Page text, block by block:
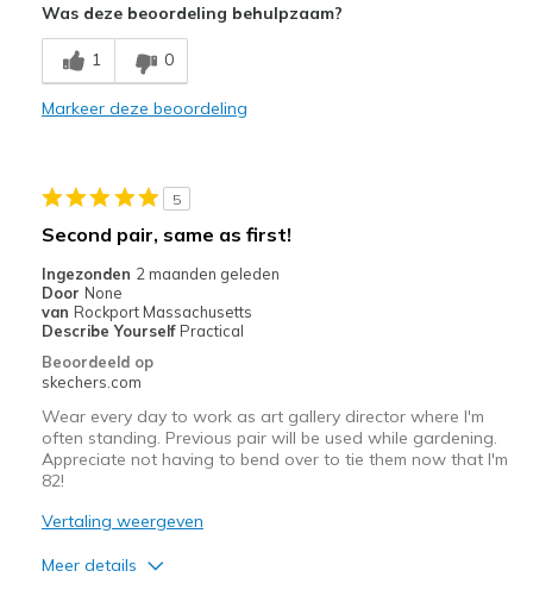
Comfortable
Durable
Casual Wear
Special Occasions
Sizing
Feels true to size
View On Shoes
I'm Into Shoes
Was deze beoordeling behulpzaam?
1 0
Markeer deze beoordeling
5
Second pair, same as first!
Ingezonden 2 maanden geleden
Door None
van Rockport Massachusetts
Describe Yourself Practical
Beoordeeld op
skechers.com
Wear every day to work as art gallery director where I'm
often standing. Previous pair will be used while gardening.
Appreciate not having to bend over to tie them now that I'm
82!
Vertaling weergeven
Meer details